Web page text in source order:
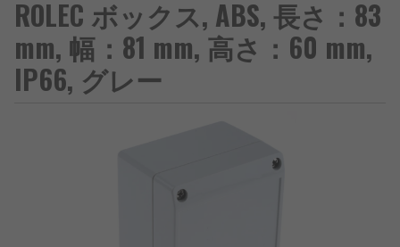
ROLEC ボックス, ABS, 長さ：83
mm, 幅：81 mm, 高さ：60 mm,
IP66, グレー